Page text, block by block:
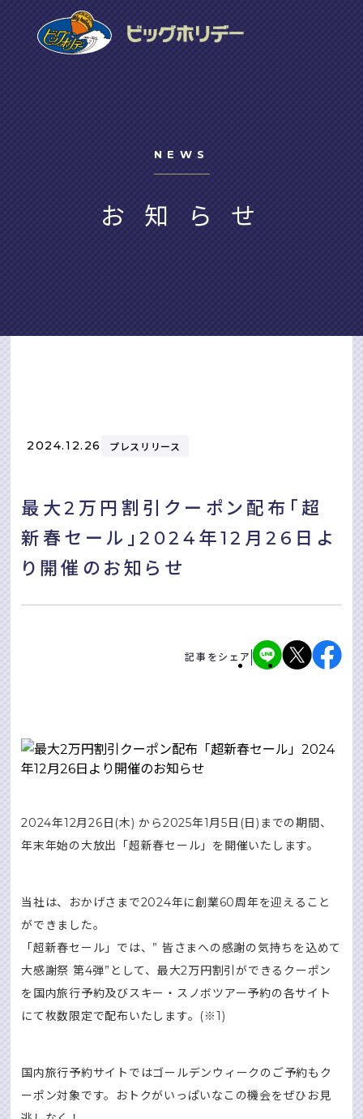
NEWS
お知らせ
2024.12.26 プレスリリース
最大2万円割引クーポン配布「超
新春セール」2024年12月26日よ
り開催のお知らせ
記事をシェア
2024年12月26日(木) から2025年1月5日(日)までの期間、
年末年始の大放出「超新春セール」を開催いたします。
当社は、おかげさまで2024年に創業60周年を迎えること
ができました。
「超新春セール」では、” 皆さまへの感謝の気持ちを込めて
大感謝祭 第4弾”として、最大2万円割引ができるクーポン
を国内旅行予約及びスキー・スノボツアー予約の各サイト
にて枚数限定で配布いたします。(※1)
国内旅行予約サイトではゴールデンウィークのご予約もク
ーポン対象です。おトクがいっぱいなこの機会をぜひお見